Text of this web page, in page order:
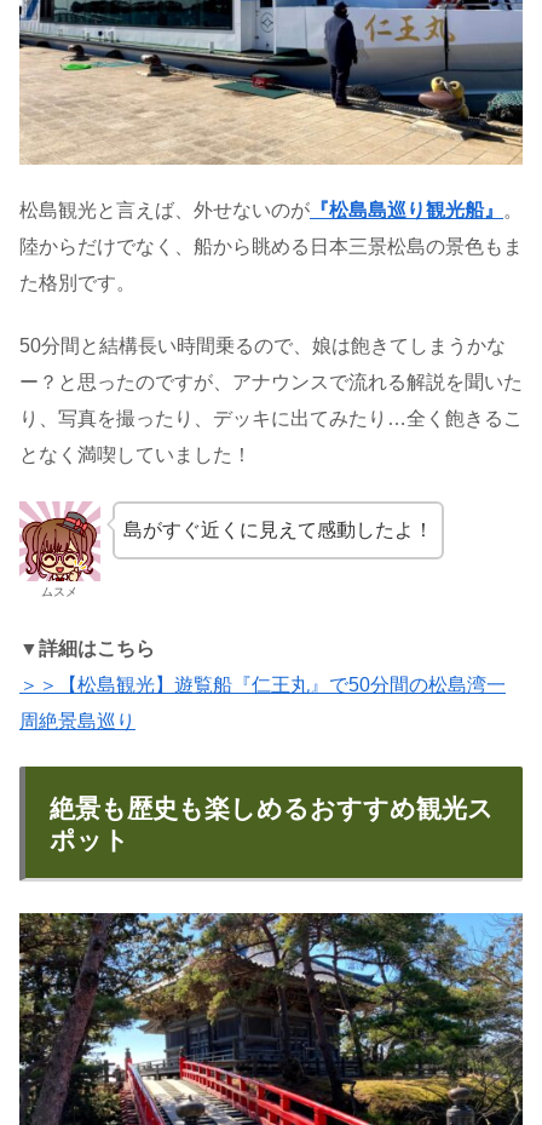
松島観光と言えば、外せないのが 『松島島巡り観光船』
。
陸からだけでなく、船から眺める日本三景松島の景色もま
た格別です。
50分間と結構長い時間乗るので、娘は飽きてしまうかな
ー？と思ったのですが、アナウンスで流れる解説を聞いた
り、写真を撮ったり、デッキに出てみたり…全く飽きるこ
となく満喫していました！
ムスメ
島がすぐ近くに見えて感動したよ！
▼詳細はこちら
＞＞【松島観光】遊覧船『仁王丸』で50分間の松島湾一
周絶景島巡り
絶景も歴史も楽しめるおすすめ観光ス
ポット